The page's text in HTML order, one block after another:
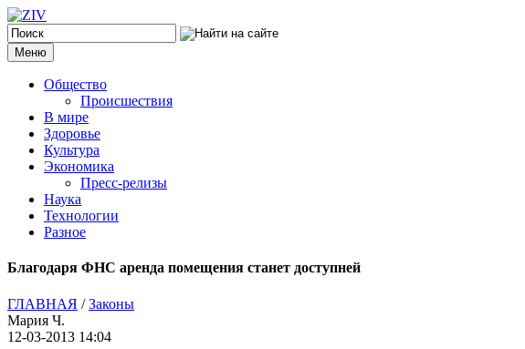
Меню
Общество
Происшествия
В мире
Здоровье
Культура
Экономика
Пресс-релизы
Наука
Технологии
Разное
Благодаря ФНС аренда помещения станет доступней
ГЛАВНАЯ /Законы
Мария Ч.
12-03-2013 14:04